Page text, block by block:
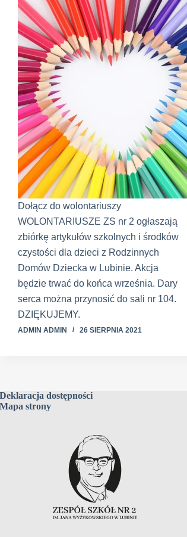
Dołącz do wolontariuszy
WOLONTARIUSZE ZS nr 2 ogłaszają
zbiórkę artykułów szkolnych i środków
czystości dla dzieci z Rodzinnych
Domów Dziecka w Lubinie. Akcja
będzie trwać do końca września. Dary
serca można przynosić do sali nr 104.
DZIĘKUJEMY.
ADMIN ADMIN 26 SIERPNIA 2021
Deklaracja dostępności
Mapa strony